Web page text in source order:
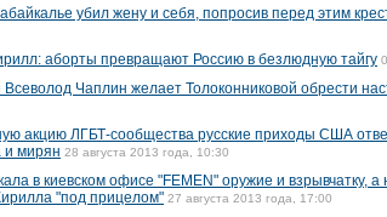
убил жену и себя, попросив перед этим
аборты превращают Россию в безлюдную тайгу
Чаплин желает Толоконниковой обрести
акцию ЛГБТ-сообщества русские приходы США
и мирян 28 августа 2013 года, 10:30
в киевском офисе "FEMEN" оружие и взрывчатку,
"под прицелом" 27 августа 2013 года, 17:00